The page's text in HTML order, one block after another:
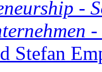
-
-
Stefan